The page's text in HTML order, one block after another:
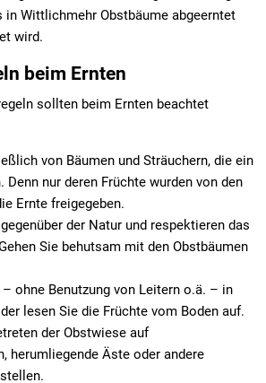
in Wittlichmehr Obstbäume abgeerntet
wird.
beim Ernten
sollten beim Ernten beachtet
von Bäumen und Sträuchern, die ein
Denn nur deren Früchte wurden von den
Ernte freigegeben.
der Natur und respektieren das
Sie behutsam mit den Obstbäumen
– ohne Benutzung von Leitern o.ä. – in
lesen Sie die Früchte vom Boden auf.
der Obstwiese auf
herumliegende Äste oder andere